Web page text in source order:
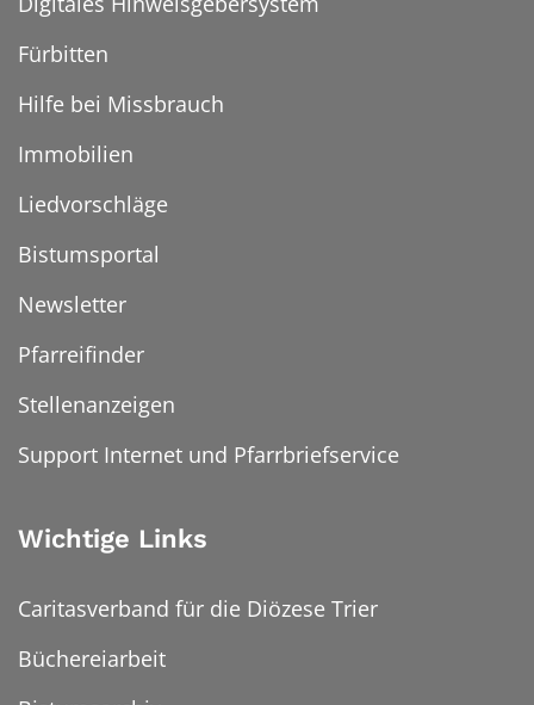
Fürbitten
Hilfe bei Missbrauch
Immobilien
Liedvorschläge
Bistumsportal
Newsletter
Pfarreifinder
Stellenanzeigen
Support Internet und Pfarrbriefservice
Wichtige Links
Caritasverband für die Diözese Trier
Büchereiarbeit